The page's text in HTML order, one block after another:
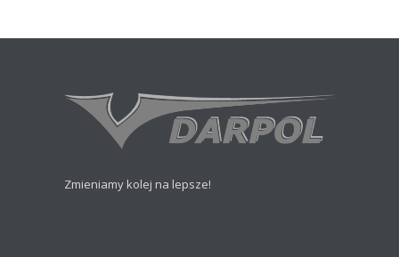
Zmieniamy kolej na lepsze!